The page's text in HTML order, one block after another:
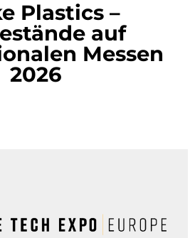
Plastics –
auf
Messen
2026